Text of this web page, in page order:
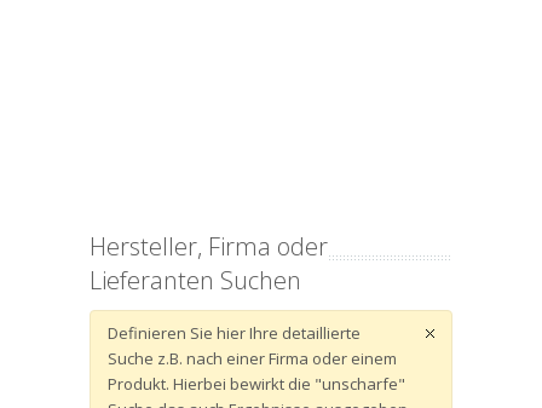
Hersteller, Firma oder
Lieferanten Suchen
Definieren Sie hier Ihre detaillierte
Suche z.B. nach einer Firma oder einem
Produkt. Hierbei bewirkt die "unscharfe"